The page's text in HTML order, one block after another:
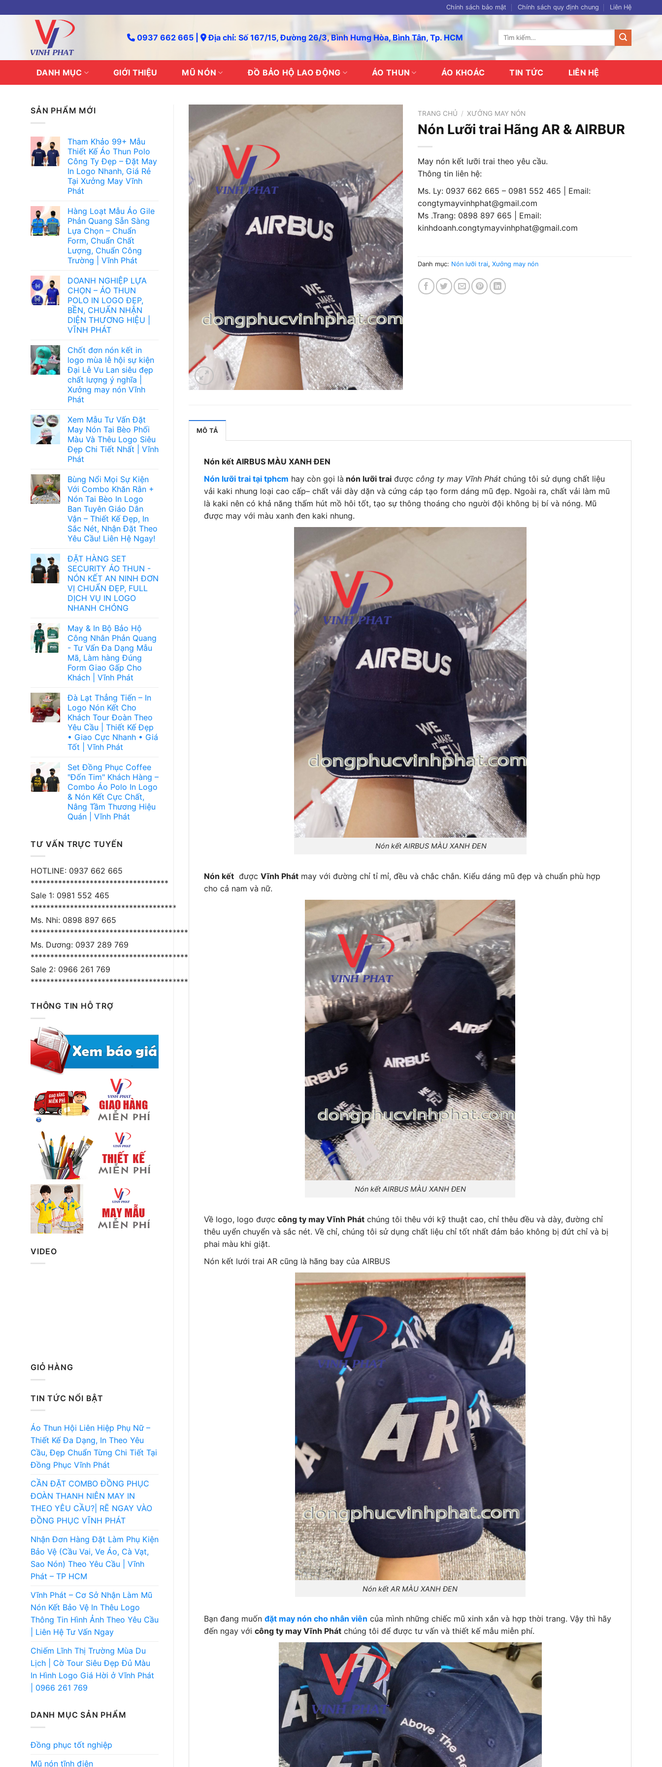
to
Chính sách bảo mật Chính sách quy định chung Liên Hệ
0937 662 665 | Địa chỉ: Số 167/15, Đường 26/3, Bình Hưng Hòa, Bình Tân, Tp. HCM
Tìm
DANH MỤC GIỚI THIỆU MŨ NÓN ĐỒ BẢO HỘ LAO ĐỘNG ÁO THUN ÁO KHOÁC TIN TỨC LIÊN HỆ
SẢN PHẨM MỚI
Tham Khảo 99+ Mẫu
Thiết Kế Áo Thun Polo
Công Ty Đẹp – Đặt May
In Logo Nhanh, Giá Rẻ
Tại Xưởng May Vĩnh
Phát
Hàng Loạt Mẫu Áo Gile
Phản Quang Sẵn Sàng
Lựa Chọn – Chuẩn
Form, Chuẩn Chất
Lượng, Chuẩn Công
Trường | Vĩnh Phát
DOANH NGHIỆP LỰA
CHỌN – ÁO THUN
POLO IN LOGO ĐẸP,
BỀN, CHUẨN NHẬN
DIỆN THƯƠNG HIỆU |
VĨNH PHÁT
Chốt đơn nón kết in
logo mùa lễ hội sự kiện
Đại Lễ Vu Lan siêu đẹp
chất lượng ý nghĩa |
Xưởng may nón Vĩnh
Phát
Xem Mẫu Tư Vấn Đặt
May Nón Tai Bèo Phối
Màu Và Thêu Logo Siêu
Đẹp Chi Tiết Nhất | Vĩnh
Phát
Bùng Nổi Mọi Sự Kiện
Với Combo Khăn Rằn +
Nón Tai Bèo In Logo
Ban Tuyên Giáo Dân
Vận – Thiết Kế Đẹp, In
Sắc Nét, Nhận Đặt Theo
Yêu Cầu! Liên Hệ Ngay!
ĐẶT HÀNG SET
SECURITY ÁO THUN -
NÓN KẾT AN NINH ĐƠN
VỊ CHUẨN ĐẸP, FULL
DỊCH VỤ IN LOGO
NHANH CHÓNG
May & In Bộ Bảo Hộ
Công Nhân Phản Quang
- Tư Vấn Đa Dạng Mẫu
Mã, Làm hàng Đúng
Form Giao Gấp Cho
Khách | Vĩnh Phát
Đà Lạt Thẳng Tiến – In
Logo Nón Kết Cho
Khách Tour Đoàn Theo
Yêu Cầu | Thiết Kế Đẹp
• Giao Cực Nhanh • Giá
Tốt | Vĩnh Phát
Set Đồng Phục Coffee
"Đốn Tim" Khách Hàng –
Combo Áo Polo In Logo
& Nón Kết Cực Chất,
Nâng Tầm Thương Hiệu
Quán | Vĩnh Phát
TƯ VẤN TRỰC TUYẾN
HOTLINE: 0937 662 665
***********************************
Sale 1: 0981 552 465
*************************************
Ms. Nhi: 0898 897 665
****************************************
Ms. Dương: 0937 289 769
*****************************************
Sale 2: 0966 261 769
*****************************************
THÔNG TIN HỖ TRỢ
VIDEO
GIỎ HÀNG
TIN TỨC NỔI BẬT
Áo Thun Hội Liên Hiệp Phụ Nữ –
Thiết Kế Đa Dạng, In Theo Yêu
Cầu, Đẹp Chuẩn Từng Chi Tiết Tại
Đồng Phục Vĩnh Phát
CẦN ĐẶT COMBO ĐỒNG PHỤC
ĐOÀN THANH NIÊN MAY IN
THEO YÊU CẦU?| RẼ NGAY VÀO
ĐỒNG PHỤC VĨNH PHÁT
Nhận Đơn Hàng Đặt Làm Phụ Kiện
Bảo Vệ (Cầu Vai, Ve Áo, Cà Vạt,
Sao Nón) Theo Yêu Cầu | Vĩnh
Phát – TP HCM
Vĩnh Phát – Cơ Sở Nhận Làm Mũ
Nón Kết Bảo Vệ In Thêu Logo
Thông Tin Hình Ảnh Theo Yêu Cầu
| Liên Hệ Tư Vấn Ngay
Chiếm Lĩnh Thị Trường Mùa Du
Lịch | Cờ Tour Siêu Đẹp Đủ Màu
In Hình Logo Giá Hời ở Vĩnh Phát
| 0966 261 769
DANH MỤC SẢN PHẨM
Đồng phục tốt nghiệp
Mũ nón tĩnh điện
TRANG CHỦ / XƯỞNG MAY NÓN
Nón Lưỡi trai Hãng AR & AIRBUR
May nón kết lưỡi trai theo yêu cầu.
Thông tin liên hệ:
Ms. Ly: 0937 662 665 – 0981 552 465 | Email:
congtymayvinhphat@gmail.com
Ms .Trang: 0898 897 665 | Email:
kinhdoanh.congtymayvinhphat@gmail.com
Danh mục: Nón lưỡi trai, Xưởng may nón
MÔ TẢ
Nón kết AIRBUS MÀU XANH ĐEN
Nón lưỡi trai tại tphcm hay còn gọi là nón lưỡi trai được công ty may Vĩnh Phát chúng tôi sử dụng chất liệu
vải kaki nhung loại cao cấp– chất vải dày dặn và cứng cáp tạo form dáng mũ đẹp. Ngoài ra, chất vải làm mũ
là kaki nên có khả năng thấm hút mồ hôi tốt, tạo sự thông thoáng cho người đội không bị bí và nóng. Mũ
được may với màu xanh đen kaki nhung.
Nón kết AIRBUS MÀU XANH ĐEN
Nón kết được Vĩnh Phát may với đường chỉ tỉ mỉ, đều và chắc chắn. Kiểu dáng mũ đẹp và chuẩn phù hợp
cho cả nam và nữ.
Nón kết AIRBUS MÀU XANH ĐEN
Về logo, logo được công ty may Vĩnh Phát chúng tôi thêu với kỹ thuật cao, chỉ thêu đều và dày, đường chỉ
thêu uyển chuyển và sắc nét. Về chỉ, chúng tôi sử dụng chất liệu chỉ tốt nhất đảm bảo không bị đứt chỉ và bị
phai màu khi giặt.
Nón kết lưới trai AR cũng là hãng bay của AIRBUS
Nón kết AR MÀU XANH ĐEN
Bạn đang muốn đặt may nón cho nhân viên của mình những chiếc mũ xinh xắn và hợp thời trang. Vậy thì hãy
đến ngay với công ty may Vĩnh Phát chúng tôi để được tư vấn và thiết kế mẫu miễn phí.